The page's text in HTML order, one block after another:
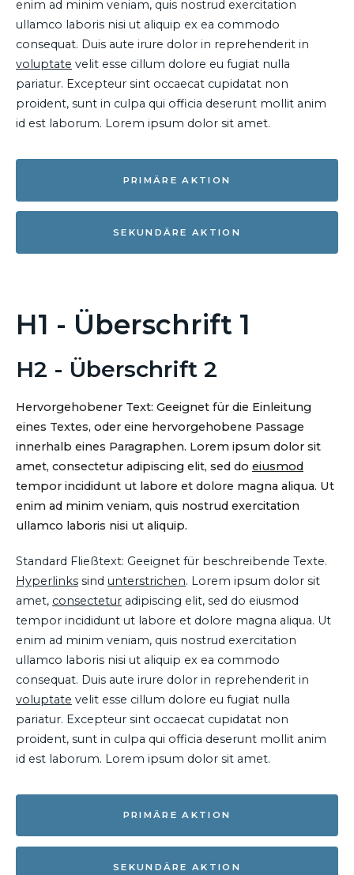
enim ad minim veniam, quis nostrud exercitation
ullamco laboris nisi ut aliquip ex ea commodo
consequat. Duis aute irure dolor in reprehenderit in
voluptate velit esse cillum dolore eu fugiat nulla
pariatur. Excepteur sint occaecat cupidatat non
proident, sunt in culpa qui officia deserunt mollit anim
id est laborum. Lorem ipsum dolor sit amet.
PRIMÄRE AKTION
SEKUNDÄRE AKTION
H1 - Überschrift 1
H2 - Überschrift 2
Hervorgehobener Text: Geeignet für die Einleitung
eines Textes, oder eine hervorgehobene Passage
innerhalb eines Paragraphen. Lorem ipsum dolor sit
amet, consectetur adipiscing elit, sed do eiusmod
tempor incididunt ut labore et dolore magna aliqua. Ut
enim ad minim veniam, quis nostrud exercitation
ullamco laboris nisi ut aliquip.
Standard Fließtext: Geeignet für beschreibende Texte.
Hyperlinks sind unterstrichen. Lorem ipsum dolor sit
amet, consectetur adipiscing elit, sed do eiusmod
tempor incididunt ut labore et dolore magna aliqua. Ut
enim ad minim veniam, quis nostrud exercitation
ullamco laboris nisi ut aliquip ex ea commodo
consequat. Duis aute irure dolor in reprehenderit in
voluptate velit esse cillum dolore eu fugiat nulla
pariatur. Excepteur sint occaecat cupidatat non
proident, sunt in culpa qui officia deserunt mollit anim
id est laborum. Lorem ipsum dolor sit amet.
PRIMÄRE AKTION
SEKUNDÄRE AKTION